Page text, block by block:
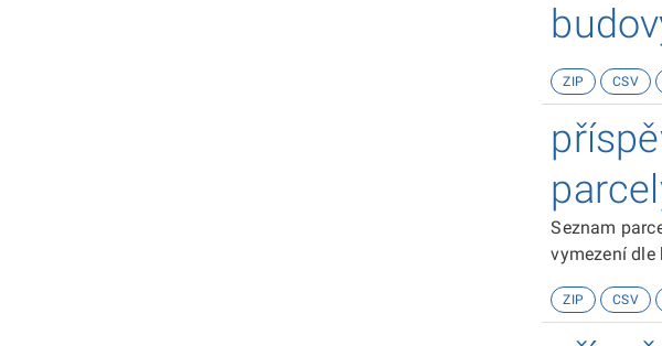
ZIP CSV
Seznam
vymezení dle
ZIP CSV